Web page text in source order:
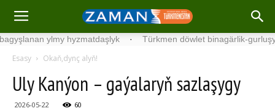
ylmy hyzmatdaşlyk · Türkmen döwlet binagärlik-gurluşyk
Esasy Okaň,dynç alyň!
Uly Kan­ýon – ga­ýa­la­ryň saz­la­şy­gy
2026-05-22 60